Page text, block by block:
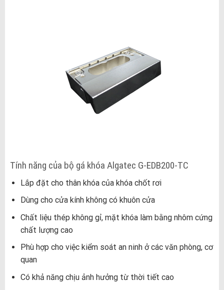
Tính năng của bộ gá khóa Algatec G-EDB200-TC
Lắp đặt cho thân khóa của khóa chốt rơi
Dùng cho cửa kính không có khuôn cửa
Chất liệu thép không gỉ, mặt khóa làm bằng nhôm cứng
chất lượng cao
Phù hợp cho việc kiểm soát an ninh ở các văn phòng, cơ
quan
Có khả năng chịu ảnh hưởng từ thời tiết cao